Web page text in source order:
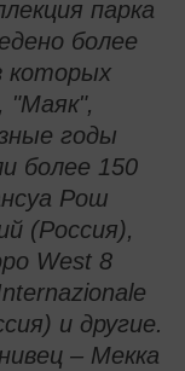
парка
более
которых
"Маяк",
годы
более 150
Рош
(Россия),
West 8
и другие.
– Мекка